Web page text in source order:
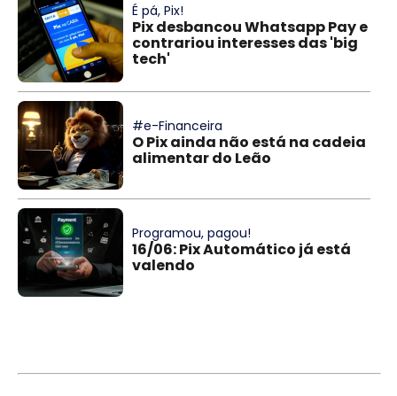
É pá, Pix!
Pix desbancou Whatsapp Pay e
contrariou interesses das 'big
tech'
#e-Financeira
O Pix ainda não está na cadeia
alimentar do Leão
Programou, pagou!
16/06: Pix Automático já está
valendo